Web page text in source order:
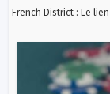
French District : Le